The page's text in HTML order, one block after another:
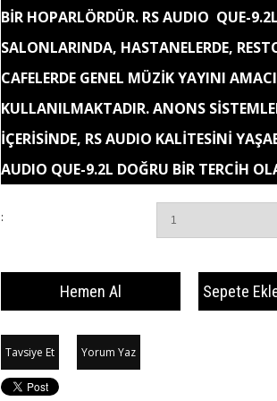
BİR HOPARLÖRDÜR. RS AUDIO QUE-
SALONLARINDA, HASTANELERDE,
CAFELERDE GENEL MÜZİK YAYINI
KULLANILMAKTADIR. ANONS
İÇERİSİNDE, RS AUDIO KALİTESİNİ
AUDIO QUE-9.2L DOĞRU BİR TERCİH
:
Tavsiye Et Yorum Yaz